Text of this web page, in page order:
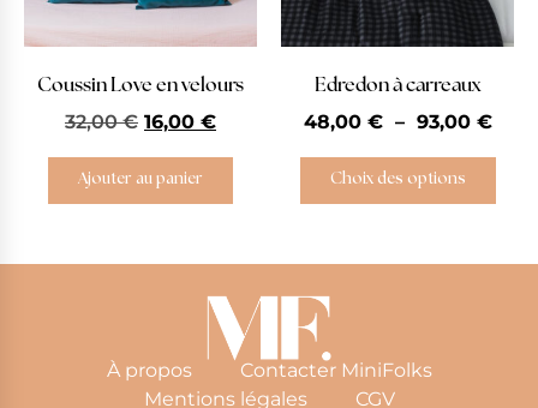
Coussin Love en velours
32,00€ 16,00 €
Ajouter au panier
Edredon à carreaux
48,00 € – 93,00 €
Choix des options
À propos
Contacter MiniFolks
Mentions légales
CGV